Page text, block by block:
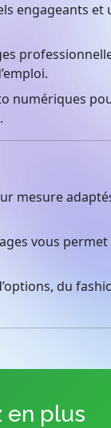
engageants
numériques
mesure
vous
du
en plus